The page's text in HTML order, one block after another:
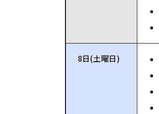
8日(土曜日)